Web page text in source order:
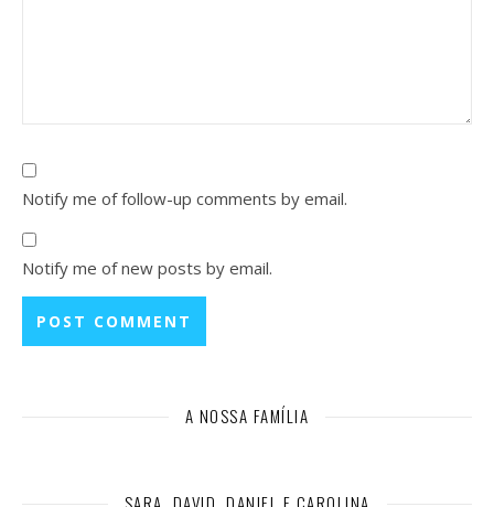
Notify me of follow-up comments by email.
Notify me of new posts by email.
A NOSSA FAMÍLIA